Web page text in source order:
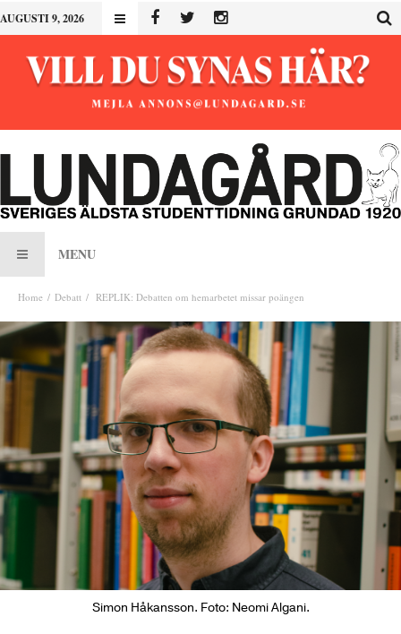
AUGUSTI 9, 2026
MENU
Home Debatt REPLIK: Debatten om hemarbetet missar poängen
Simon Håkansson. Foto: Neomi Algani.